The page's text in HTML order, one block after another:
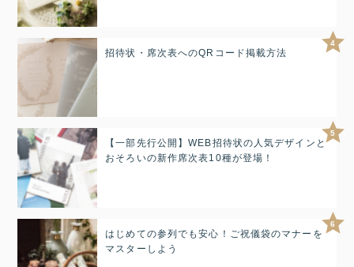
4
招待状・席次表へのQRコード掲載方法
5
【一部先行公開】WEB招待状の人気デザインと
おそろいの新作席次表10種が登場！
6
はじめての参列でも安心！ご祝儀袋のマナーを
マスターしよう